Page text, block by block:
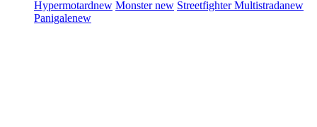
Hypermotardnew Monsternew StreetfighterMultistradanew
Panigalenew